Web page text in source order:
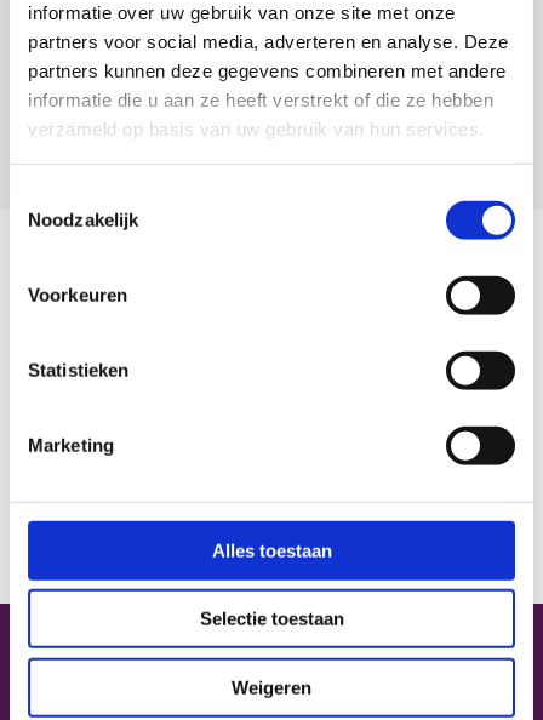
informatie over uw gebruik van onze site met onze
partners voor social media, adverteren en analyse. Deze
partners kunnen deze gegevens combineren met andere
informatie die u aan ze heeft verstrekt of die ze hebben
verzameld op basis van uw gebruik van hun services.
Noodzakelijk
Voorkeuren
Statistieken
Marketing
Alles toestaan
Selectie toestaan
Weigeren
Stedelijk Dalton College Alkmaar
Arubastraat 4, 1825 PV Alkmaar
Tel: 072 562 5000
Mail: info@daltonalkmaar.nl
Dit is Dalton